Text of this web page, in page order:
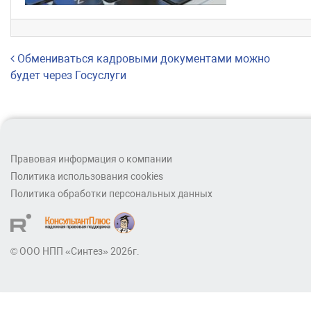
Навигация по записям
Обмениваться кадровыми документами можно
будет через Госуслуги
Правовая информация о компании
Политика использования cookies
Политика обработки персональных данных
© ООО НПП «Синтез» 2026г.